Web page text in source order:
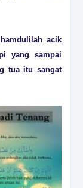
acik
yang sampai
tua itu sangat